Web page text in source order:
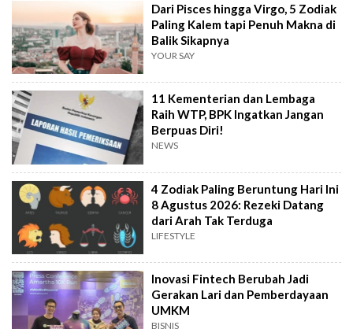
Dari Pisces hingga Virgo, 5 Zodiak
Paling Kalem tapi Penuh Makna di
Balik Sikapnya
YOUR SAY
11 Kementerian dan Lembaga
Raih WTP, BPK Ingatkan Jangan
Berpuas Diri!
NEWS
4 Zodiak Paling Beruntung Hari Ini
8 Agustus 2026: Rezeki Datang
dari Arah Tak Terduga
LIFESTYLE
Inovasi Fintech Berubah Jadi
Gerakan Lari dan Pemberdayaan
UMKM
BISNIS